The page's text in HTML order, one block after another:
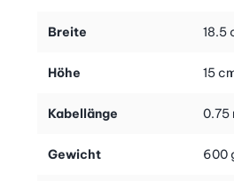
Breite 18.5
Höhe 15
Kabellänge 0.75
Gewicht 600